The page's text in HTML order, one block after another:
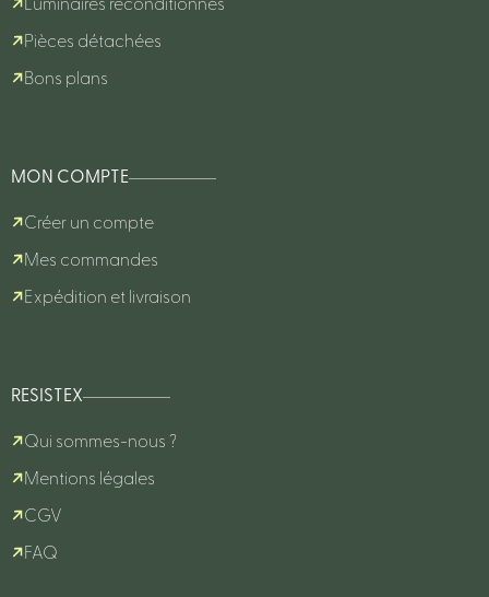
Luminaires reconditionnés
Pièces détachées
Bons plans
MON COMPTE
Créer un compte
Mes commandes
Expédition et livraison
RESISTEX
Qui sommes-nous ?
Mentions légales
CGV
FAQ